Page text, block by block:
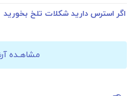
اگر استرس دارید شکلات تلخ بخورید
مشاهـده